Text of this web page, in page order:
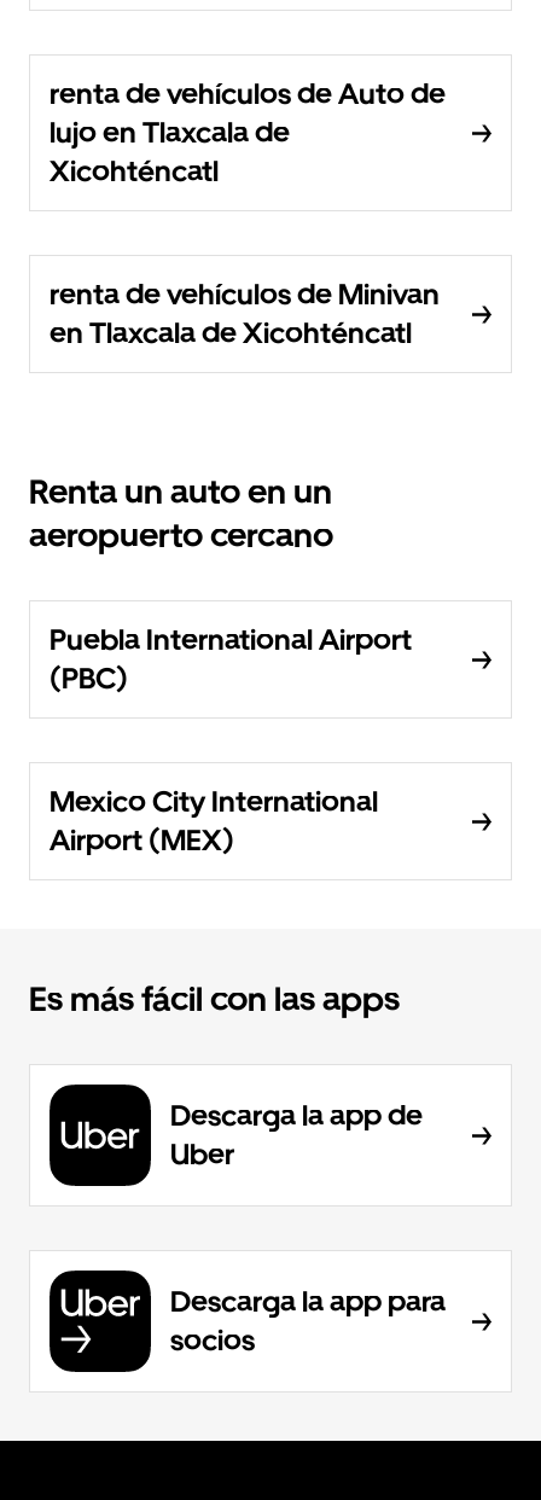
renta de vehículos de Auto de
lujo en Tlaxcala de
Xicohténcatl
renta de vehículos de Minivan
en Tlaxcala de Xicohténcatl
Renta un auto en un
aeropuerto cercano
Puebla International Airport
(PBC)
Mexico City International
Airport (MEX)
Es más fácil con las apps
Descarga la app de
Uber
Descarga la app para
socios